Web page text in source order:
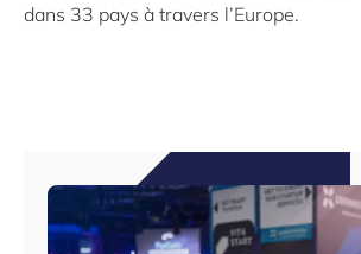
dans 33 pays à travers l’Europe.